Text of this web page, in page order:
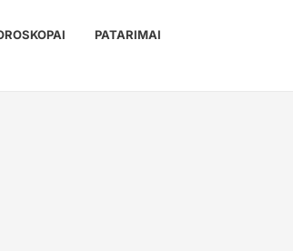
PATARIMAI